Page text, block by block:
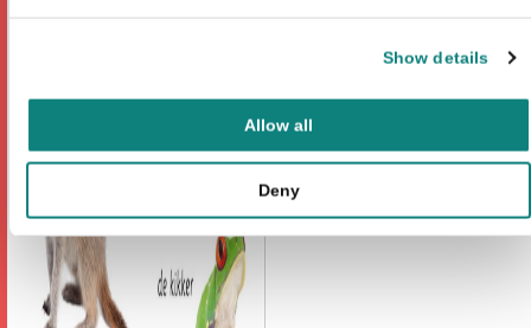
Show details
Allow all
Deny